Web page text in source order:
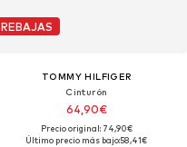
REBAJAS
TOMMY HILFIGER
Cinturón
64,90€
Precio original: 74,90€
Último precio más bajo:58,41€